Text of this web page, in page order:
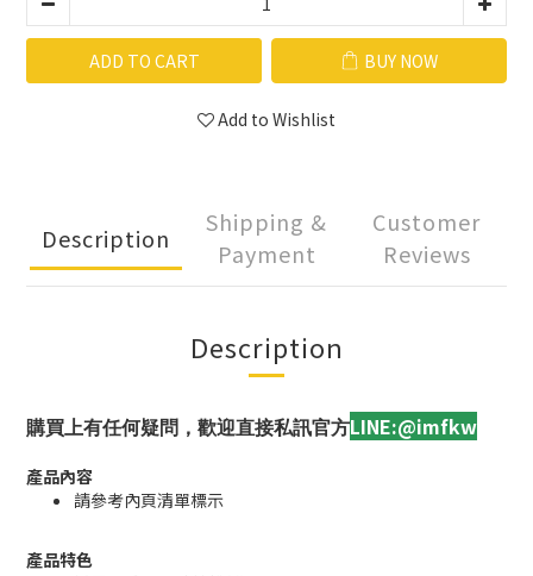
ADD TO CART BUY NOW
Add to Wishlist
Description
Shipping &
Payment
Customer
Reviews
Description
購買上有任何疑問，歡迎直接私訊官方LINE:@imfkw
產品內容
請參考內頁清單標示
產品特色